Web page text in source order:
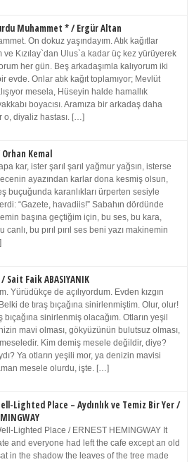
Muhammet * / Ergür Altan
On dokuz yaşındayım. Atık kağıtlar
ve Kızılay`dan Ulus`a kadar üç kez yürüyerek
her gün. Beş arkadaşımla kalıyorum iki
evde. Onlar atık kağıt toplamıyor; Mevlüt
mesela, Hüseyin halde hamallık
boyacısı. Aramıza bir arkadaş daha
o, diyaliz hastası. […]
Kemal
kar, ister şarıl şarıl yağmur yağsın, isterse
ayazından karlar dona kesmiş olsun,
buçuğunda karanlıkları ürperten sesiyle
“Gazete, havadiis!” Sabahın dördünde
başına geçtiğim için, bu ses, bu kara,
bu pırıl pırıl ses beni yazı makinemin
Sait Faik ABASIYANIK
Yürüdükçe de açılıyordum. Evden kızgın
Belki de tıraş bıçağına sinirlenmiştim. Olur, olur!
bıçağına sinirlenmiş olacağım. Otların yeşil
mavi olması, gökyüzünün bulutsuz olması,
Kim demiş mesele değildir, diye?
Ya otların yeşili mor, ya denizin mavisi
mesele olurdu, işte. […]
Lighted Place – Aydınlık ve Temiz Bir Yer /
Lighted Place / ERNEST HEMINGWAY It
and everyone had left the cafe except an old
in the shadow the leaves of the tree made